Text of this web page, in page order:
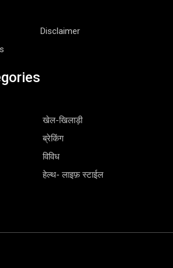
Disclaimer
खेल-खिलाड़ी
ब्रेकिंग
विविध
हेल्थ- लाइफ़ स्टाईल